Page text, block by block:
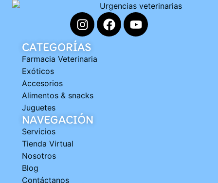
CATEGORÍAS
Farmacia Veterinaria
Exóticos
Accesorios
Alimentos & snacks
Juguetes
NAVEGACIÓN
Servicios
Tienda Virtual
Nosotros
Blog
Contáctanos